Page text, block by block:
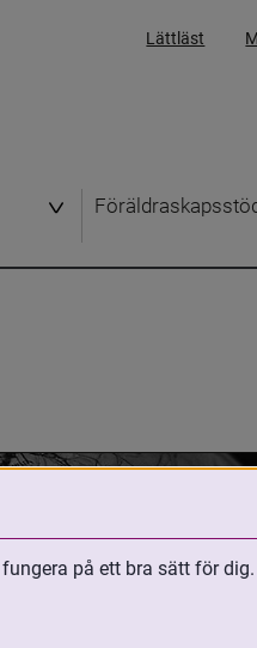
Lättläst
på ett bra sätt för